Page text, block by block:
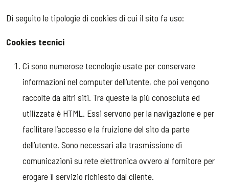
Di seguito le tipologie di cookies di cui il sito fa uso:
Cookies tecnici
Ci sono numerose tecnologie usate per conservare
informazioni nel computer dell’utente, che poi vengono
raccolte da altri siti. Tra queste la più conosciuta ed
utilizzata è HTML. Essi servono per la navigazione e per
facilitare l’accesso e la fruizione del sito da parte
dell’utente. Sono necessari alla trasmissione di
comunicazioni su rete elettronica ovvero al fornitore per
erogare il servizio richiesto dal cliente.